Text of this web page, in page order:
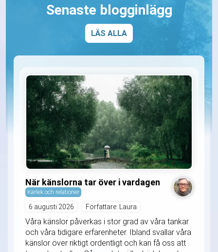
Senaste blogginlägg
LÄS ALLA
När känslorna tar över i vardagen
Kärlek och relationer
6 augusti 2026 Författare: Laura
Våra känslor påverkas i stor grad av våra tankar
och våra tidigare erfarenheter. Ibland svallar våra
känslor över riktigt ordentligt och kan få oss att